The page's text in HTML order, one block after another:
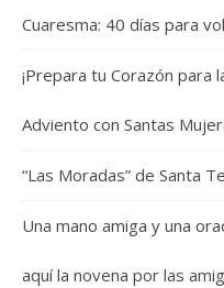
Cuaresma: 40 días para
¡Prepara tu Corazón para
Adviento con Santas
“Las Moradas” de Santa
Una mano amiga y una
aquí la novena por las